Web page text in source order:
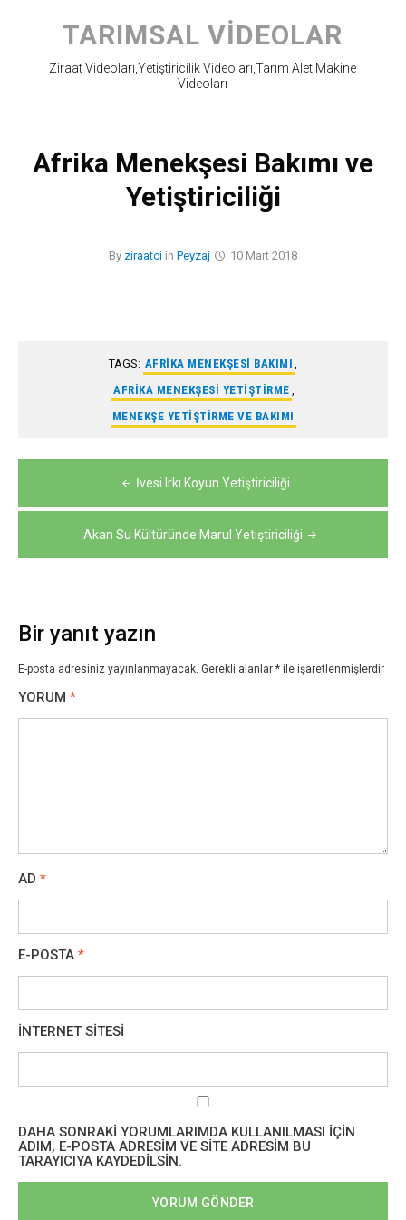
content
TARIMSAL VIDEOLAR
Ziraat Videoları,Yetiştiricilik Videoları,Tarım Alet Makine
Videoları
Afrika Menekşesi Bakımı ve
Yetiştiriciliği
By ziraatci in Peyzaj 10 Mart 2018
TAGS: AFRIKA MENEKŞESI BAKIMI ,
AFRIKA MENEKŞESI YETIŞTIRME ,
MENEKŞE YETIŞTIRME VE BAKIMI
gezinmesi
İvesi Irkı Koyun Yetiştiriciliği
Akan Su Kültüründe Marul Yetiştiriciliği
Bir yanıt yazın
E-posta adresiniz yayınlanmayacak. Gerekli alanlar * ile işaretlenmişlerdir
YORUM *
AD *
E-POSTA *
İNTERNET SITESI
DAHA SONRAKI YORUMLARIMDA KULLANILMASI IÇIN
ADIM, E-POSTA ADRESIM VE SITE ADRESIM BU
TARAYICIYA KAYDEDILSIN.